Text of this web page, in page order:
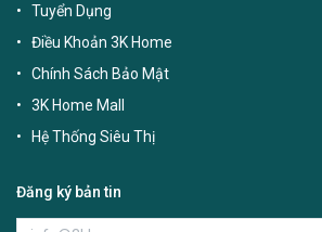
Tuyển Dụng
Điều Khoản 3K Home
Chính Sách Bảo Mật
3K Home Mall
Hệ Thống Siêu Thị
Đăng ký bản tin